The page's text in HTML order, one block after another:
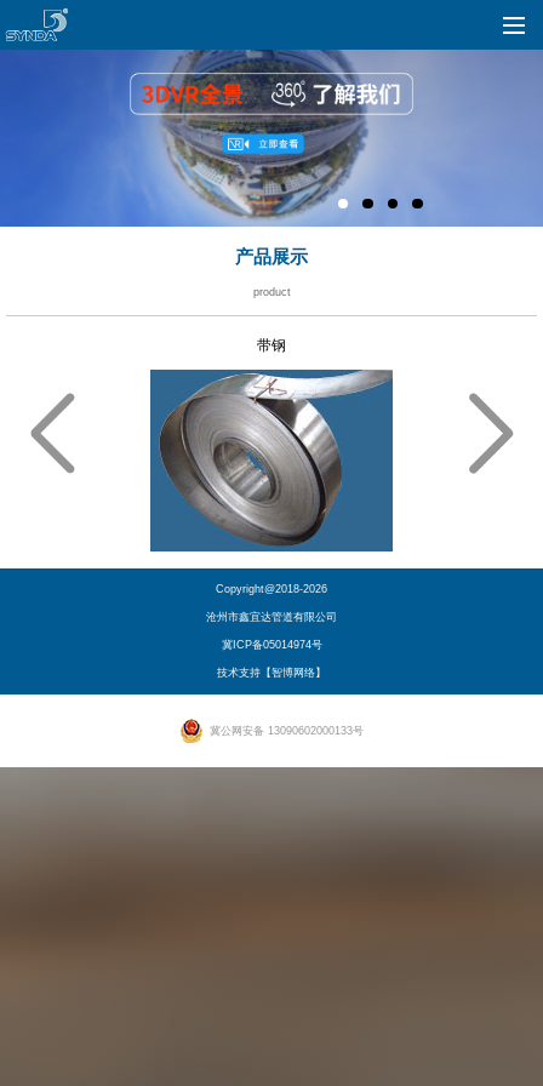
产品展示
product
带钢
Copyright@2018-2026
沧州市鑫宜达管道有限公司
冀ICP备05014974号
技术支持【智博网络】
冀公网安备 13090602000133号